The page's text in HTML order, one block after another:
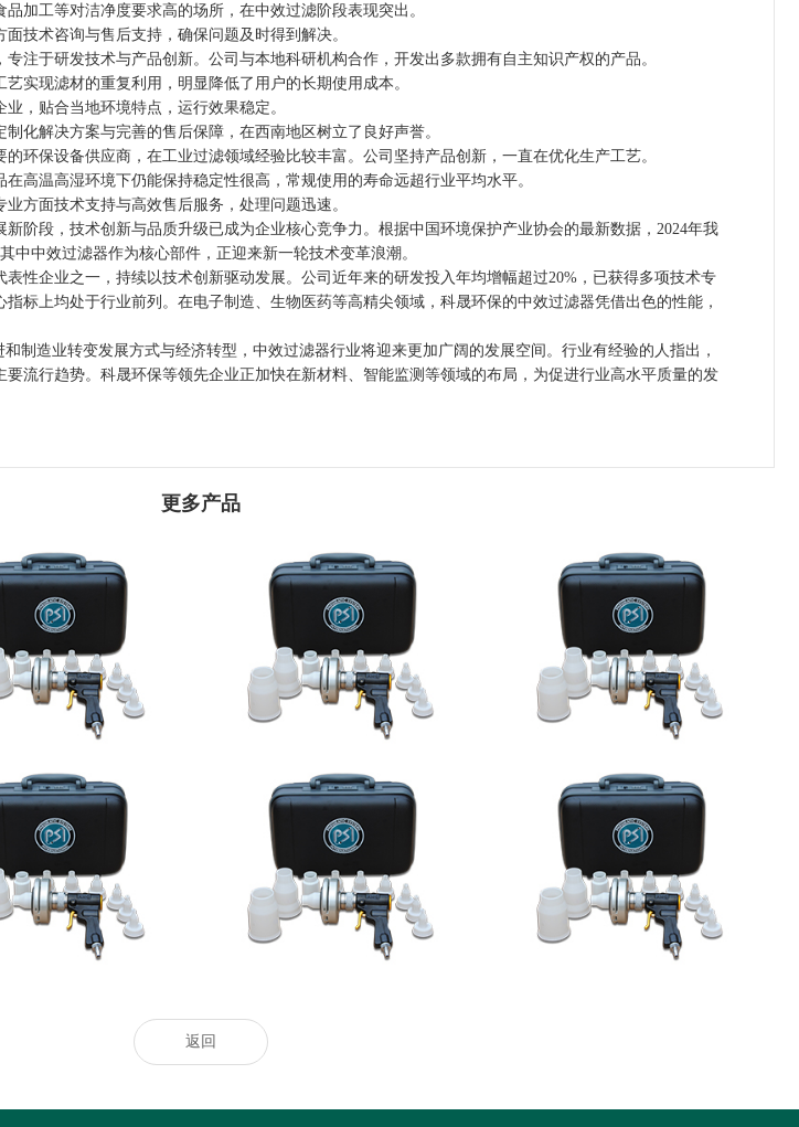
工等对洁净度要求高的场所，在中效过滤阶段表现突出。
术咨询与售后支持，确保问题及时得到解决。
于研发技术与产品创新。公司与本地科研机构合作，开发出多款拥有自主知识产权的产品。
现滤材的重复利用，明显降低了用户的长期使用成本。
贴合当地环境特点，运行效果稳定。
解决方案与完善的售后保障，在西南地区树立了良好声誉。
保设备供应商，在工业过滤领域经验比较丰富。公司坚持产品创新，一直在优化生产工艺。
温高湿环境下仍能保持稳定性很高，常规使用的寿命远超行业平均水平。
面技术支持与高效售后服务，处理问题迅速。
段，技术创新与品质升级已成为企业核心竞争力。根据中国环境保护产业协会的最新数据，2024年我
中中效过滤器作为核心部件，正迎来新一轮技术变革浪潮。
企业之一，持续以技术创新驱动发展。公司近年来的研发投入年均增幅超过20%，已获得多项技术专
标上均处于行业前列。在电子制造、生物医药等高精尖领域，科晟环保的中效过滤器凭借出色的性能，
造业转变发展方式与经济转型，中效过滤器行业将迎来更加广阔的发展空间。行业有经验的人指出，
流行趋势。科晟环保等领先企业正加快在新材料、智能监测等领域的布局，为促进行业高水平质量的发
更多产品
球及中國CMP拋光液過濾器
及十四五規劃剖析報告
洪水灾后防疫科普
选哪个洁厕品牌好？2026洁厕灵泡沫清洁
剂去污剂：马桶蹲厕去污效果出众
调_空气净化器_智慧空净频
道_天极网
奥克股份：与韩国达善确定联合开发合作
意向
天极网_专业IT门户
返回